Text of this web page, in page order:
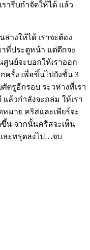
รารีบกำจัดให้ได้ แล้ว
างให้ได้ เราจะต้อง
ที่ประตูหน้า แต่ตึกจะ
นย์จะบอกให้เราออก
ครั้ง เพื่อขึ้นไปยังชั้น 3
ตรูอีกรอบ ระวห่างที่เรา
ล้วกำลังจะถล่ม ให้เรา
หมาย คริสและเพียร์จะ
น จากนั้นคริสจะเห็น
ละทรุดลงไป…จบ